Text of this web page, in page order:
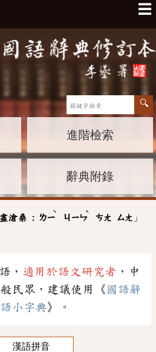
☰
進階檢索
辭典附錄
滄桑 : ㄌㄧ
ˋ
ㄐㄧㄣ
ˋ
ㄘㄤ ㄙㄤ 」
， 適用於語文研究者 ，中
民眾，建議使用《 國語辭
小字典》。
漢語拼音